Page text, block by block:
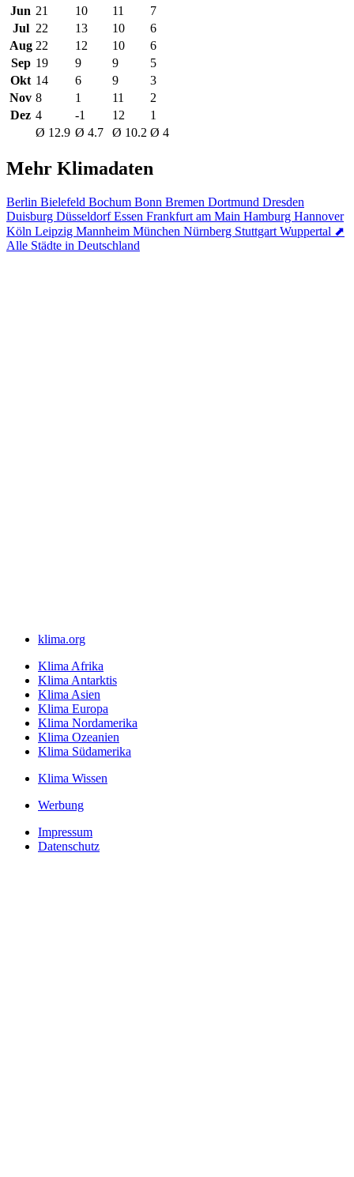
Jun 21 10 11
7
Jul 22 13 10
6
Aug 22 12 10
6
Sep 19 9 9
5
Okt 14 6 9
3
Nov 8 1 11
2
Dez 4 -1 12
1
Ø 12.9 Ø 4.7 Ø 10.2 Ø 4
Mehr Klimadaten
Berlin Bielefeld Bochum Bonn Bremen Dortmund Dresden
Duisburg DüsseldorfEssen Frankfurt am Main Hamburg Hannover
Köln Leipzig Mannheim München Nürnberg Stuttgart Wuppertal ⬈
Alle Städte in Deutschland
klima.org
Klima Afrika
Klima Antarktis
Klima Asien
Klima Europa
Klima Nordamerika
Klima Ozeanien
Klima Südamerika
Klima Wissen
Werbung
Impressum
Datenschutz